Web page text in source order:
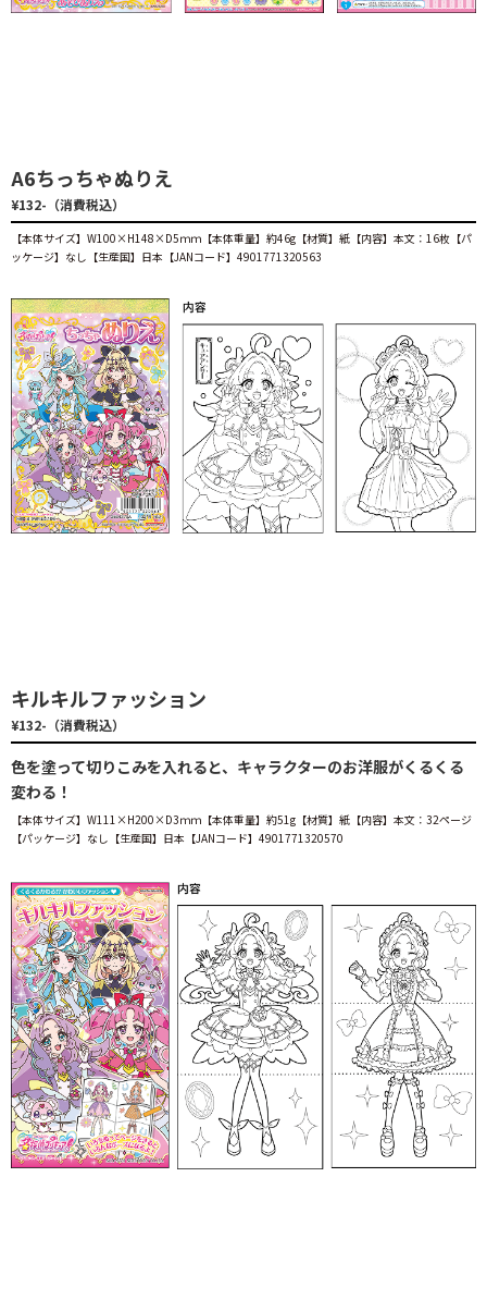
A6ちっちゃぬりえ
¥132-（消費税込）
【本体サイズ】W100×H148×D5ｍｍ【本体重量】約46g【材質】紙【内容】本文：16枚【パ
ッケージ】なし【生産国】日本【JANコード】4901771320563
キルキルファッション
¥132-（消費税込）
色を塗って切りこみを入れると、キャラクターのお洋服がくるくる
変わる！
【本体サイズ】W111×H200×D3ｍｍ【本体重量】約51g【材質】紙【内容】本文：32ページ
【パッケージ】なし【生産国】日本【JANコード】4901771320570